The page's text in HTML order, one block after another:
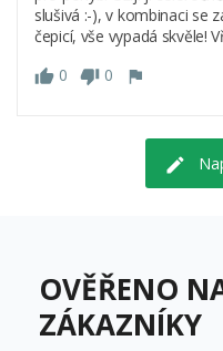
slušivá :-), v kombinaci se
čepicí, vše vypadá skvěle!
0
0
OVĚŘENO
ZÁKAZNÍKY